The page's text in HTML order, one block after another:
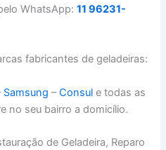
WhatsApp:11 96231-
fabricantes de geladeiras:
Samsung –Consul e todas as
no seu bairro a domicílio.
de Geladeira, Reparo